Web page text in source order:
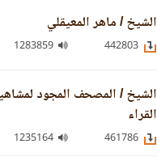
الشيخ / ماهر المعيقلي
الشيخ / المصحف المجود
القراء